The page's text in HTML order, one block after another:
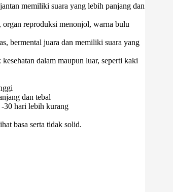
memiliki suara yang lebih panjang dan
reproduksi menonjol, warna bulu
bermental juara dan memiliki suara yang
dalam maupun luar, seperti kaki
dan tebal
30 hari lebih kurang
basa serta tidak solid.